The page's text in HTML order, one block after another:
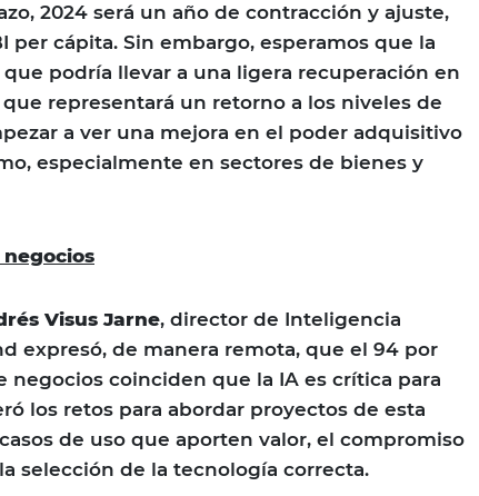
2024 será un año de contracción y ajuste,
per cápita. Sin embargo, esperamos que la
podría llevar a una ligera recuperación en
que representará un retorno a los niveles de
a ver una mejora en el poder adquisitivo
especialmente en sectores de bienes y
Visus Jarne, director de Inteligencia
expresó, de manera remota, que el 94 por
negocios coinciden que la IA es crítica para
los retos para abordar proyectos de esta
de uso que aporten valor, el compromiso
selección de la tecnología correcta.